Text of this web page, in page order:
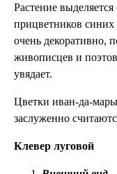
Растение
прицветников
очень декоративно,
живописцев и
увядает.
Цветки иван-да-
заслуженно
Клевер луговой